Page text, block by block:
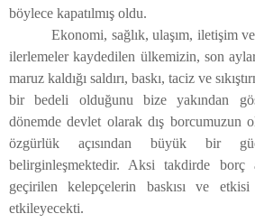
böylece kapatılmış oldu.
Ekonomi, sağlık, ulaşım, iletişim
ilerlemeler kaydedilen ülkemizin, son
maruz kaldığı saldırı, baskı, taciz ve
bir bedeli olduğunu bize yakından
dönemde devlet olarak dış borcumuzun
özgürlük açısından büyük bir
belirginleşmektedir. Aksi takdirde borç
geçirilen kelepçelerin baskısı ve
etkileyecekti.